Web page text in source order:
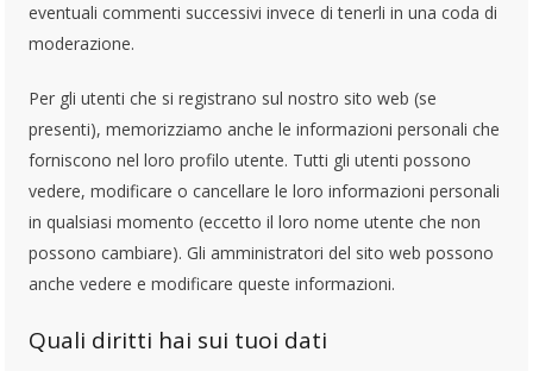
eventuali commenti successivi invece di tenerli in una coda di
moderazione.
Per gli utenti che si registrano sul nostro sito web (se
presenti), memorizziamo anche le informazioni personali che
forniscono nel loro profilo utente. Tutti gli utenti possono
vedere, modificare o cancellare le loro informazioni personali
in qualsiasi momento (eccetto il loro nome utente che non
possono cambiare). Gli amministratori del sito web possono
anche vedere e modificare queste informazioni.
Quali diritti hai sui tuoi dati